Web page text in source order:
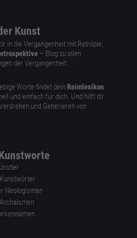
Kunst
in die Vergangenheit mit Retropie,
– Blog zu allen
der Vergangenheit.
Worte findet dein Reimlexikon
und einfach für dich. Und hilft dir
und Generieren von
Neologismen